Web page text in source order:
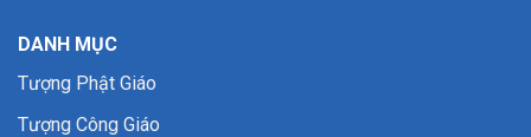
DANH MỤC
Tượng Phật Giáo
Tượng Công Giáo